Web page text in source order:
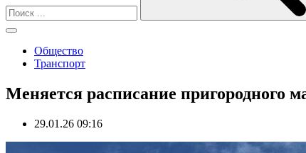
Общество
Транспорт
Меняется расписание
29.01.26 09:16